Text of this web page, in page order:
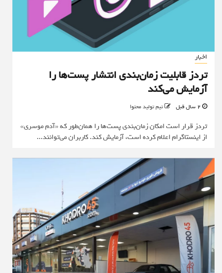
اخبار
تردز قابلیت زمان‌بندی انتشار پست‌ها را
آزمایش می‌کند
تیم تولید محتوا
تردز قرار است امکان زمان‌بندی پست‌ها را همان‌طور که «آدم موسری»
از اینستاگرام اعلام کرده است، آزمایش کند. کاربران می‌توانند...